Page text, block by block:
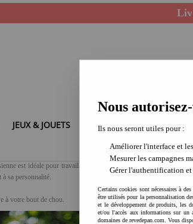
JEUX & JOUETS LOISIRS CREATIFS
est idéale pour travailler l'équilibre des petits. Presque
sa personnalité.
à votre bout de chou.
Nous
Ils nous seront utiles pour :
Améliorer l'interface et
Mesurer les campagnes
Gérer l'authentification
Certains cookies sont nécessaires à
être utilisés pour la personnalisation
et le développement de produits, les
et/ou l'accès aux informations sur un
domaines de revedepan.com. Vous